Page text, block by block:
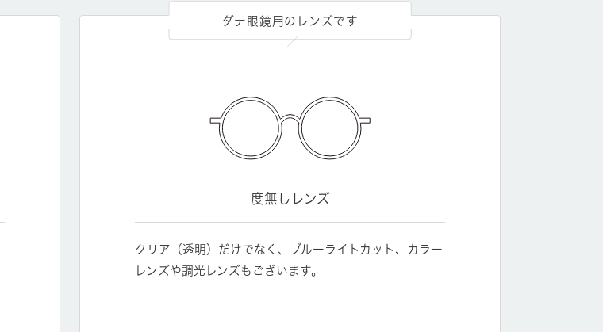
ダテ眼鏡用のレンズです
度無しレンズ
クリア（透明）だけでなく、ブルーライトカット、カラー
レンズや調光レンズもございます。